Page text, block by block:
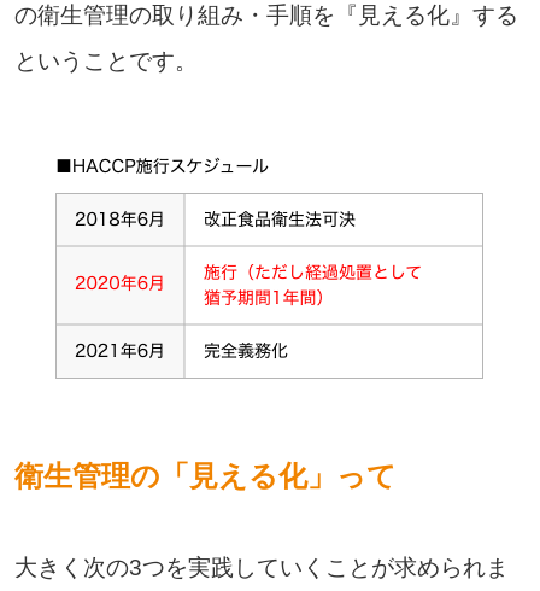
の衛生管理の取り組み・手順を『見える化』する
ということです。
衛生管理の「見える化」って
大きく次の3つを実践していくことが求められま